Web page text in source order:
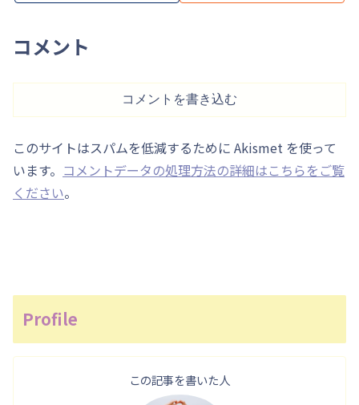
コメント
コメントを書き込む
このサイトはスパムを低減するために Akismet を使って
います。 コメントデータの処理方法の詳細はこちらをご覧
ください。
Profile
この記事を書いた人